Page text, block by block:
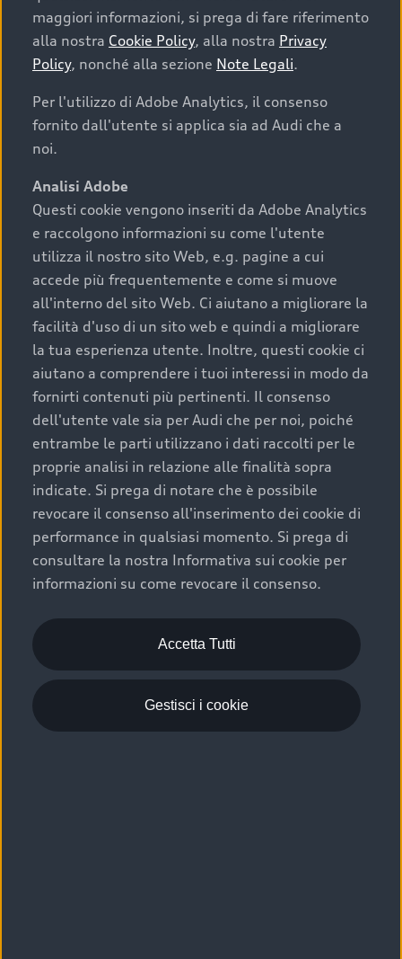
Cosa sapere prima di
acquistare la tua prossima
auto
I requisiti fondamentali da considerare prima di
acquistare un’auto usata, oltre al prezzo e all'aspetto,
chilometraggio: un valore contenuto corrisponde a
uno stato migliore del veicolo e a una maggiore
durata nel tempo;
cronologia dei tagliandi: una documentazione
completa della vettura certifica una manutenzione
costante e accurata;
condizioni della carrozzeria e degli interni: una
buona conservazione evidenzia cura e attenzione del
precedente proprietario;
efficienza meccanica: motore, trasmissione e
componenti principali in ottimo stato garantiscono
prestazioni affidabili e sicure.
Acquistare un’auto usata in una Concessionaria ufficiale
Audi che offre l’usato garantito tramite Audi Prima
Scelta :plus, significa affidarsi ad un prodotto che viene
sottoposto a 110 controlli approfonditi e coperto da
garanzia fino a 4 anni per una maggiore tutela del tuo
acquisto.
maggiori informazioni, si prega di fare riferimento
alla nostra Cookie Policy, alla nostra Privacy
Policy, nonché alla sezione Note Legali.
Per l'utilizzo di Adobe Analytics, il consenso
fornito dall'utente si applica sia ad Audi che a
noi.
Analisi Adobe
Questi cookie vengono inseriti da Adobe Analytics
e raccolgono informazioni su come l'utente
utilizza il nostro sito Web, e.g. pagine a cui
accede più frequentemente e come si muove
all'interno del sito Web. Ci aiutano a migliorare la
facilità d'uso di un sito web e quindi a migliorare
la tua esperienza utente. Inoltre, questi cookie ci
aiutano a comprendere i tuoi interessi in modo da
fornirti contenuti più pertinenti. Il consenso
dell'utente vale sia per Audi che per noi, poiché
entrambe le parti utilizzano i dati raccolti per le
proprie analisi in relazione alle finalità sopra
indicate. Si prega di notare che è possibile
revocare il consenso all'inserimento dei cookie di
performance in qualsiasi momento. Si prega di
consultare la nostra Informativa sui cookie per
informazioni su come revocare il consenso.
Accetta Tutti
Gestisci i cookie